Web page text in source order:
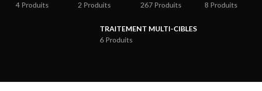
4 Produits
2 Produits
267 Produits
8 Produits
TRAITEMENT MULTI-CIBLES
6 Produits